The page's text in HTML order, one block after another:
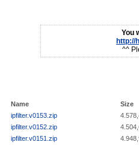
You
http://
^^
Name
Size
ipfilter.v0153.zip
ipfilter.v0152.zip
ipfilter.v0151.zip